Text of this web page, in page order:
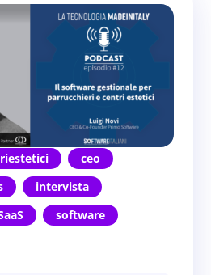
ceo
intervista
software